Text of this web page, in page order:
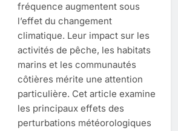
fréquence augmentent sous
l’effet du changement
climatique. Leur impact sur les
activités de pêche, les habitats
marins et les communautés
côtières mérite une attention
particulière. Cet article examine
les principaux effets des
perturbations météorologiques